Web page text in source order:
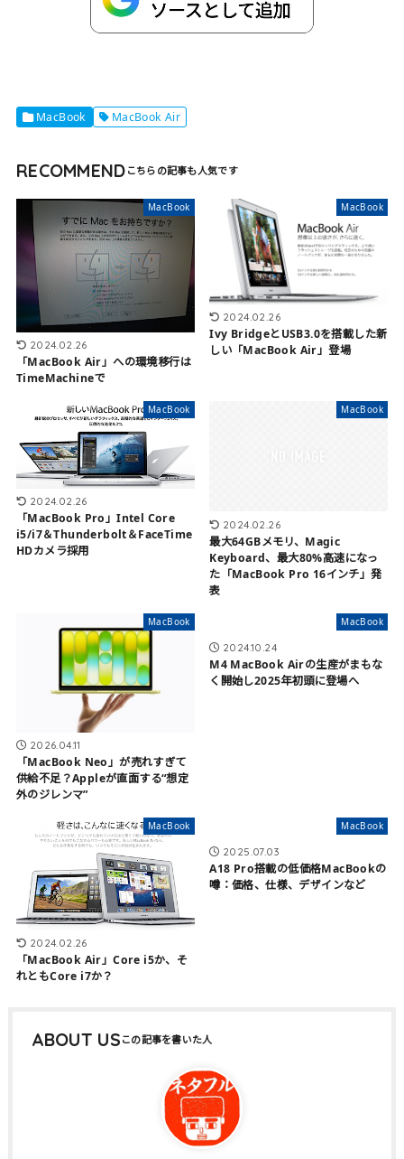
MacBook MacBook Air
RECOMMEND
MacBook
2024.02.26
「MacBook Air」への環境移行は
TimeMachineで
MacBook
2024.02.26
Ivy BridgeとUSB3.0を搭載した新
しい「MacBook Air」登場
MacBook
2024.02.26
「MacBook Pro」Intel Core
i5/i7＆Thunderbolt＆FaceTime
HDカメラ採用
MacBook
2024.02.26
最大64GBメモリ、Magic
Keyboard、最大80%高速になっ
た「MacBook Pro 16インチ」発
表
MacBook
2026.04.11
「MacBook Neo」が売れすぎて
供給不足？Appleが直面する“想定
外のジレンマ”
MacBook
2024.10.24
M4 MacBook Airの生産がまもな
く開始し2025年初頭に登場へ
MacBook
2024.02.26
「MacBook Air」Core i5か、そ
れともCore i7か？
MacBook
2025.07.03
A18 Pro搭載の低価格MacBookの
噂：価格、仕様、デザインなど
ABOUT US